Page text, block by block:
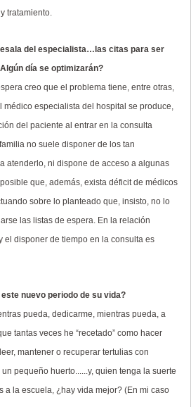
tratamiento.
del especialista…las citas para ser
día se optimizarán?
creo que el problema tiene, entre otras,
médico especialista del hospital se produce,
del paciente al entrar en la consulta
no suele disponer de los tan
atenderlo, ni dispone de acceso a algunas
que, además, exista déficit de médicos
sobre lo planteado que, insisto, no lo
las listas de espera. En la relación
el disponer de tiempo en la consulta es
nuevo periodo de su vida?
pueda, dedicarme, mientras pueda, a
tantas veces he “recetado” como hacer
mantener o recuperar tertulias con
pequeño huerto......y, quien tenga la suerte
a la escuela, ¿hay vida mejor? (En mi caso